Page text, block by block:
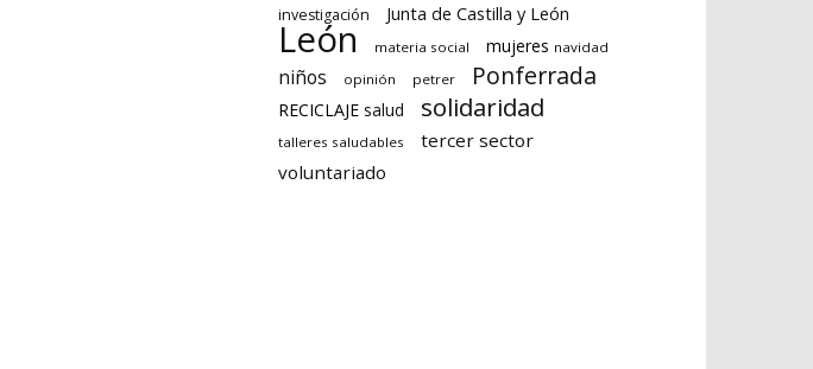
investigación Junta de Castilla y León
León materia social mujeres navidad
niños opinión petrer Ponferrada
RECICLAJE salud solidaridad
talleres saludables
tercer sector
voluntariado